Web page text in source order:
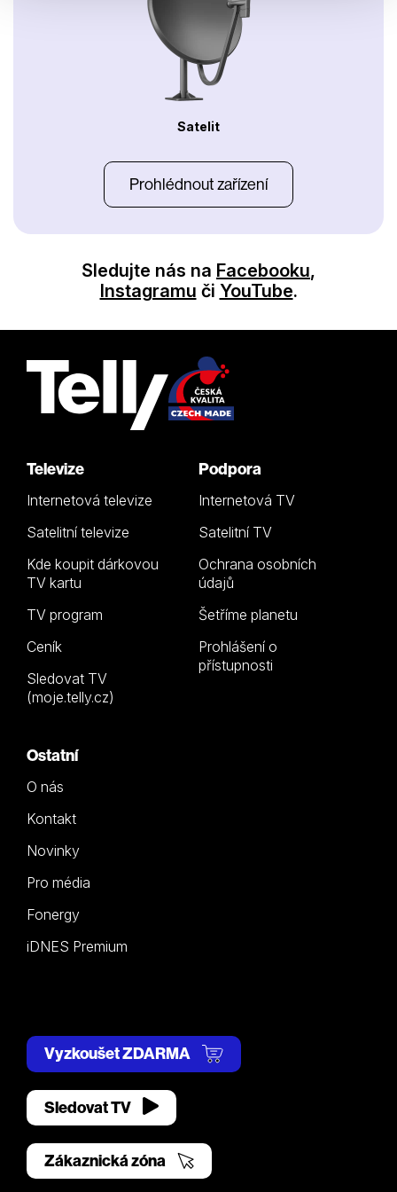
Satelit
Prohlédnout zařízení
Sledujte nás na Facebooku,
Instagramu či YouTube.
Televize
Internetová televize
Satelitní televize
Kde koupit dárkovou
TV kartu
TV program
Ceník
Sledovat TV
(moje.telly.cz)
Podpora
Internetová TV
Satelitní TV
Ochrana osobních
údajů
Šetříme planetu
Prohlášení o
přístupnosti
Ostatní
O nás
Kontakt
Novinky
Pro média
Fonergy
iDNES Premium
Vyzkoušet ZDARMA
Sledovat TV
Zákaznická zóna